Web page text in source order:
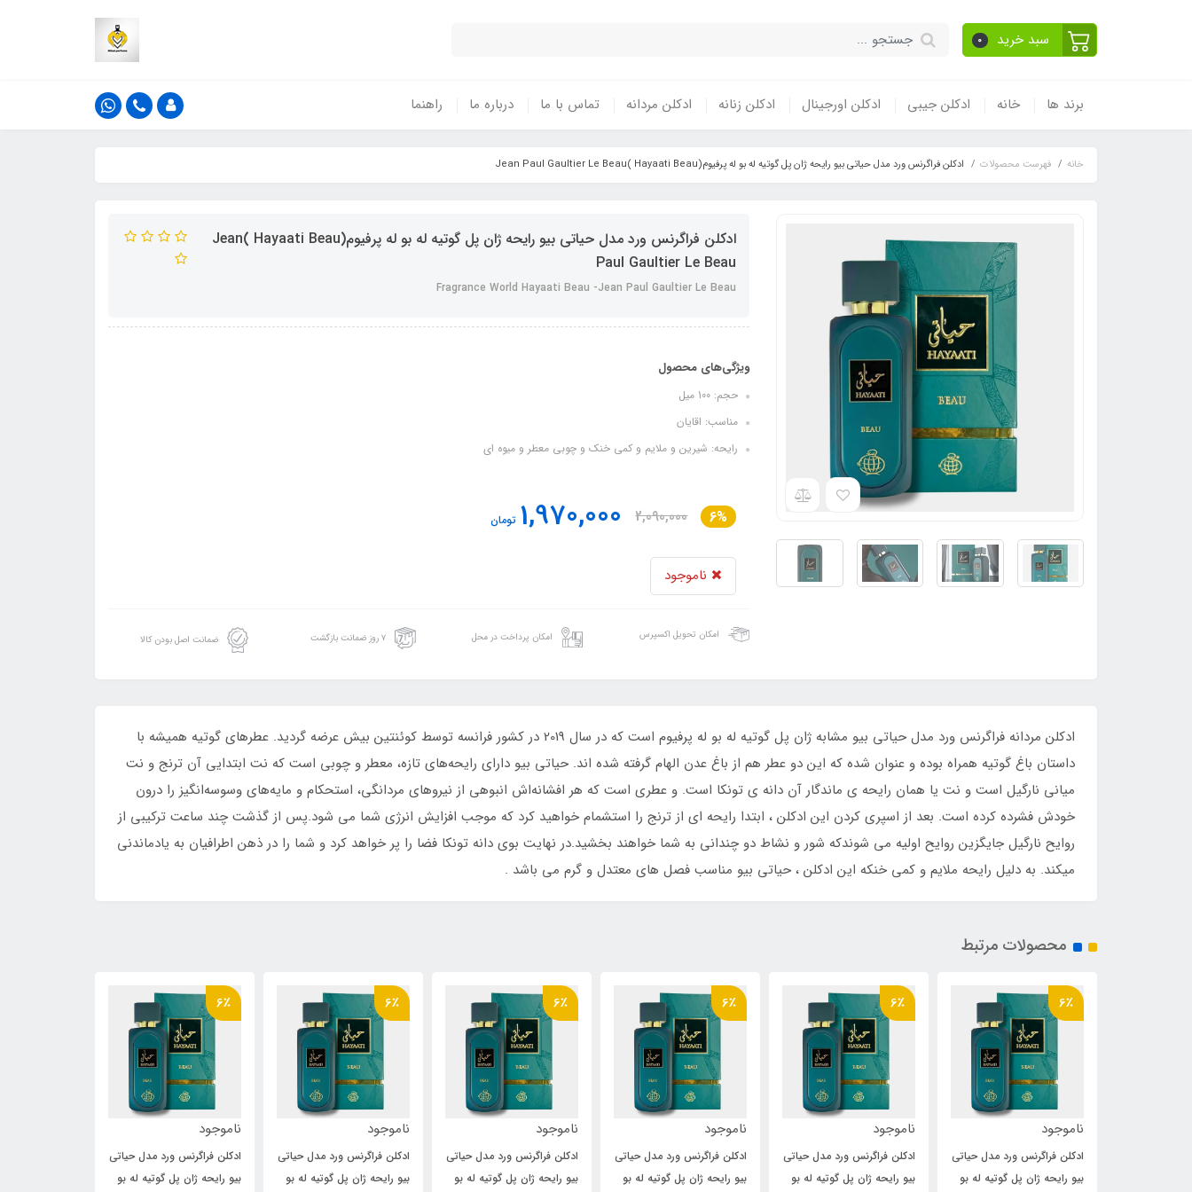
سبد خرید 0
برند ها خانه ادکلن جیبی ادکلن اورجینال ادکلن زنانه ادکلن مردانه تماس با ما درباره ما راهنما
خانه فهرست محصولات ادکلن فراگرنس ورد مدل حیاتی بیو رایحه ژان پل گوتیه له بو له پرفیوم(Hayaati Beau )Jean Paul Gaultier Le Beau
ادکلن فراگرنس ورد مدل حیاتی بیو رایحه ژان پل گوتیه له بو له پرفیوم(Hayaati Beau )Jean
Paul Gaultier Le Beau
Fragrance World Hayaati Beau -Jean Paul Gaultier Le Beau
ویژگی‌های محصول
حجم: 100 میل
مناسب: اقایان
رایحه: شیرین و ملایم و کمی خنک و چوبی معطر و میوه ای
6%
2,090,000
1,970,000 تومان
ناموجود
امکان تحویل اکسپرس امکان پرداخت در محل ۷ روز ضمانت بازگشت ضمانت اصل بودن کالا
ادکلن مردانه فراگرنس ورد مدل حیاتی بیو مشابه ژان پل گوتیه له بو له پرفیوم است که در سال 2019 در کشور فرانسه توسط کوئنتین بیش عرضه گردید. عطرهای گوتیه همیشه با
داستان باغ گوتیه همراه بوده و عنوان شده که این دو عطر هم از باغ عدن الهام گرفته شده اند. حیاتی بیو دارای رایحه‌های تازه، معطر و چوبی است که نت ابتدایی آن ترنج و نت
میانی نارگیل است و نت یا همان رایحه ی ماندگار آن دانه ی تونکا است. و عطری است که هر افشانه‌اش انبوهی از نیروهای مردانگی، استحکام و مایه‌های وسوسه‌انگیز را درون
خودش فشرده کرده است. بعد از اسپری کردن این ادکلن ، ابتدا رایحه ای از ترنج را استشمام خواهید کرد که موجب افزایش انرژی شما می شود.پس از گذشت چند ساعت ترکیبی از
روایح نارگیل جایگزین روایح اولیه می شوندکه شور و نشاط دو چندانی به شما خواهند بخشید.در نهایت بوی دانه تونکا فضا را پر خواهد کرد و شما را در ذهن اطرافیان به یادماندنی
میکند. به دلیل رایحه ملایم و کمی خنکه این ادکلن ، حیاتی بیو مناسب فصل های معتدل و گرم می باشد .
محصولات مرتبط
6٪
ناموجود
ادکلن فراگرنس ورد مدل حیاتی
بیو رایحه ژان پل گوتیه له بو
6٪
ناموجود
ادکلن فراگرنس ورد مدل حیاتی
بیو رایحه ژان پل گوتیه له بو
6٪
ناموجود
ادکلن فراگرنس ورد مدل حیاتی
بیو رایحه ژان پل گوتیه له بو
6٪
ناموجود
ادکلن فراگرنس ورد مدل حیاتی
بیو رایحه ژان پل گوتیه له بو
6٪
ناموجود
ادکلن فراگرنس ورد مدل حیاتی
بیو رایحه ژان پل گوتیه له بو
6٪
ناموجود
ادکلن فراگرنس ورد مدل حیاتی
بیو رایحه ژان پل گوتیه له بو